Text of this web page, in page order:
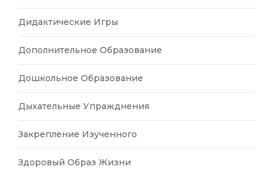
Дидактические Игры
Дополнительное Образование
Дошкольное Образование
Дыхательные Упражднения
Закрепление Изученного
Здоровый Образ Жизни